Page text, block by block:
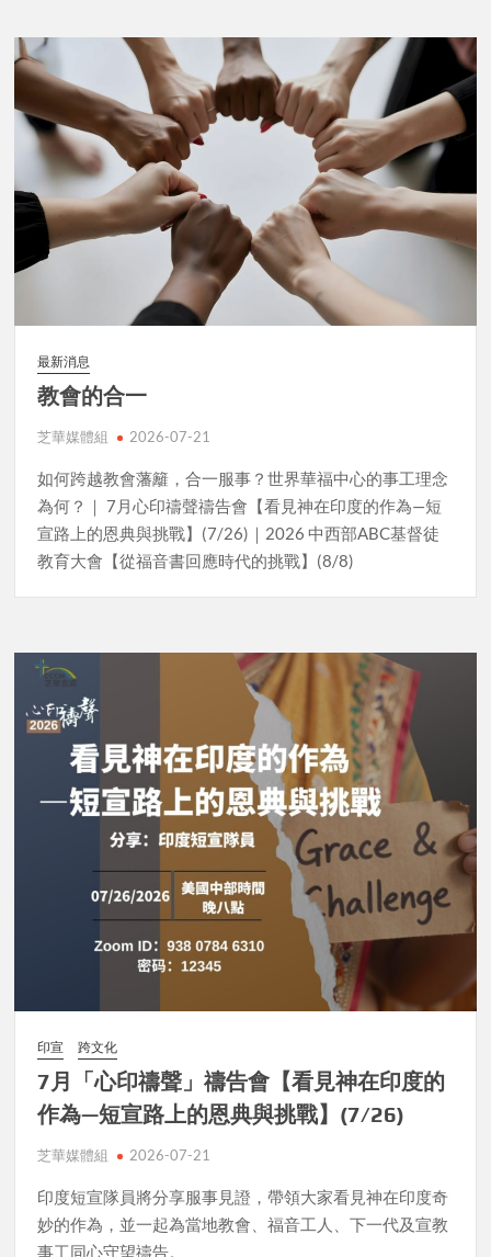
最新消息
教會的合一
芝華媒體組 2026-07-21
如何跨越教會藩籬，合一服事？世界華福中心的事工理念
為何？｜ 7月心印禱聲禱告會【看見神在印度的作為—短
宣路上的恩典與挑戰】(7/26)｜2026 中西部ABC基督徒
教育大會【從福音書回應時代的挑戰】(8/8)
印宣 跨文化
7月「心印禱聲」禱告會【看見神在印度的
作為—短宣路上的恩典與挑戰】(7/26)
芝華媒體組 2026-07-21
印度短宣隊員將分享服事見證，帶領大家看見神在印度奇
妙的作為，並一起為當地教會、福音工人、下一代及宣教
事工同心守望禱告。